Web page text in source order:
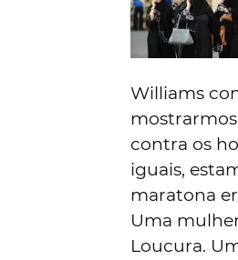
Williams
contra os
iguais,
maratona
Uma
Loucura.